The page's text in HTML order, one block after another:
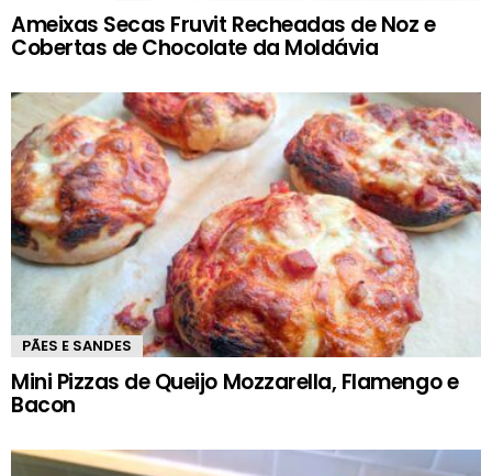
Ameixas Secas Fruvit Recheadas de Noz e
Cobertas de Chocolate da Moldávia
PÃES E SANDES
Mini Pizzas de Queijo Mozzarella, Flamengo e
Bacon